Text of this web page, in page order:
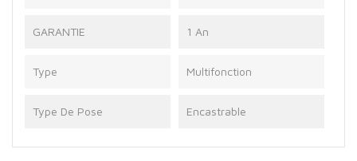
GARANTIE 1 An
Type Multifonction
Type De Pose Encastrable